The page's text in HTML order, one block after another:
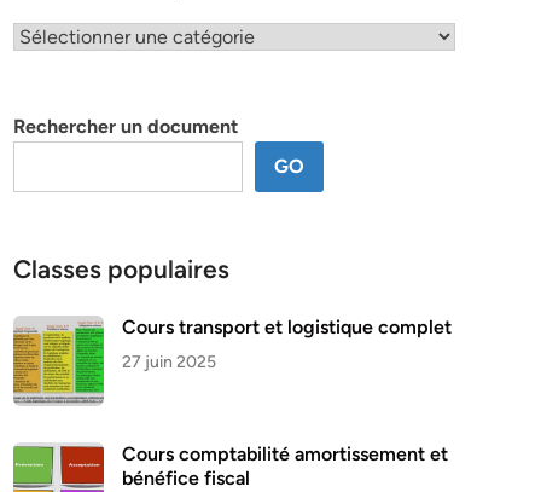
Classification
Rechercher un document
GO
Classes populaires
Cours transport et logistique complet
27 juin 2025
Cours comptabilité amortissement et
bénéfice fiscal